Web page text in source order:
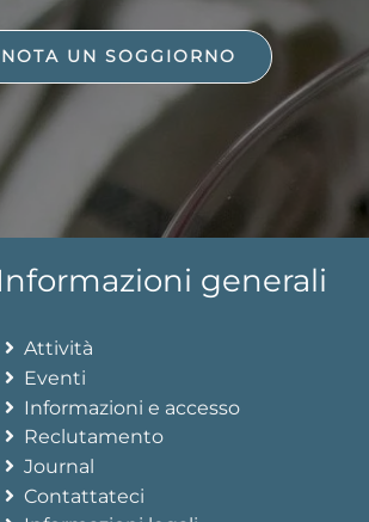
UN SOGGIORNO
Informazioni generali
Attività
Eventi
Informazioni e accesso
Reclutamento
Journal
Contattateci